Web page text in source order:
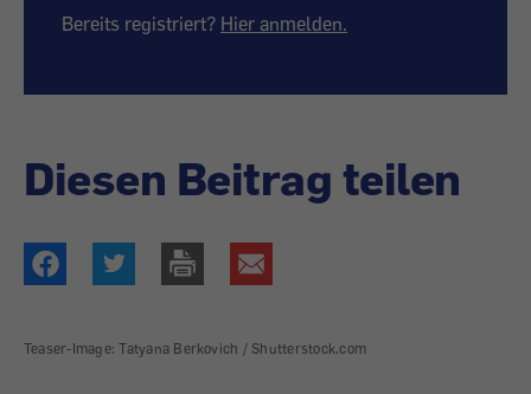
Bereits registriert? Hier anmelden.
Diesen Beitrag teilen
Teaser-Image: Tatyana Berkovich / Shutterstock.com